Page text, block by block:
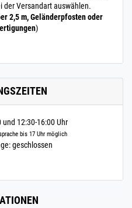
der Versandart auswählen.
2,5 m, Geländerpfosten oder
)
und 12:30-16:00 Uhr
bis 17 Uhr möglich
geschlossen